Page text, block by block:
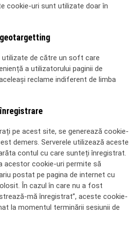
cookie-uri sunt utilizate doar în
de către un soft care
a utilizatorului paginii de
reclame indiferent de limba
pe acest site, se generează cookie-
demers. Serverele utilizează aceste
contul cu care sunteți înregistrat.
acestor cookie-uri permite să
postat pe pagina de internet cu
În cazul în care nu a fost
mă înregistrat”, aceste cookie-
la momentul terminării sesiunii de